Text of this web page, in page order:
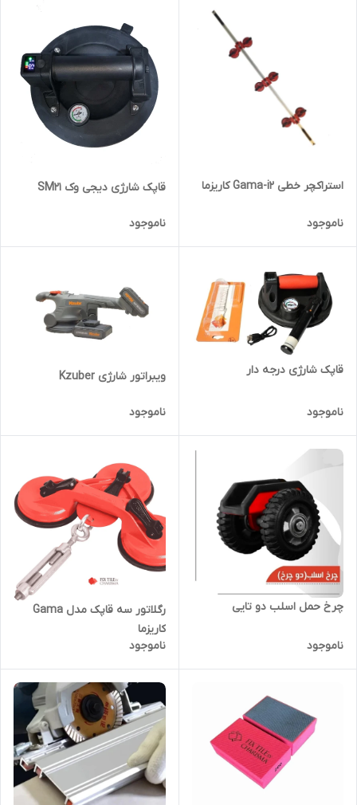
استراکچر خطی Gama-i2 کاریزما
ناموجود
قاپک شارژی دیجی وک SM21
ناموجود
قاپک شارژی درجه دار
ناموجود
ویبراتور شارژی Kzuber
ناموجود
چرخ حمل اسلب دو تایی
ناموجود
رگلاتور سه قاپک مدل Gama
کاریزما
ناموجود